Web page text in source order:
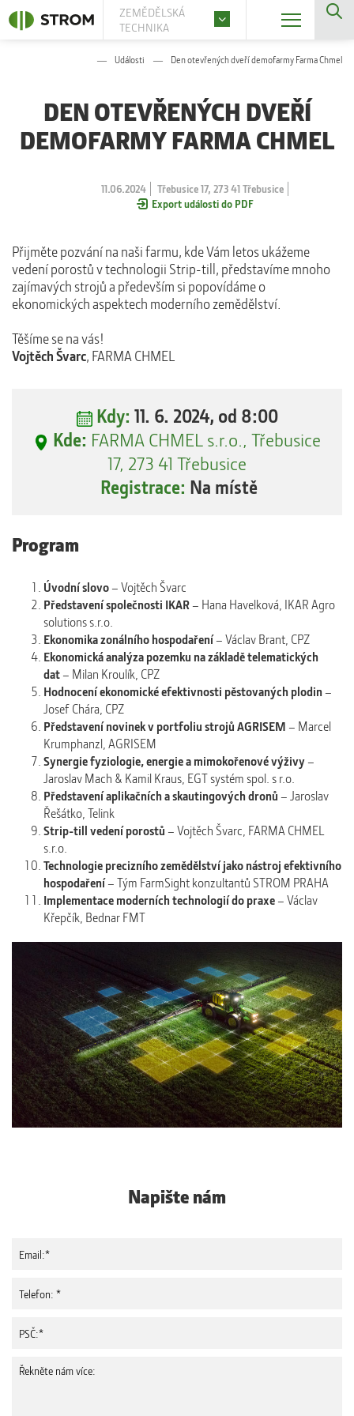
ZEMĚDĚLSKÁ
TECHNIKA
Události Den otevřených dveří demofarmy Farma Chmel
DEN OTEVŘENÝCH DVEŘÍ
DEMOFARMY FARMA CHMEL
11.06.2024
Třebusice 17, 273 41 Třebusice
Export události do PDF
Přijměte pozvání na naši farmu, kde Vám letos ukážeme
vedení porostů v technologii Strip-till, představíme mnoho
zajímavých strojů a především si popovídáme o
ekonomických aspektech moderního zemědělství.
Těšíme se na vás!
Vojtěch Švarc, FARMA CHMEL
Kdy: 11. 6. 2024, od 8:00
Kde: FARMA CHMEL s.r.o., Třebusice
17, 273 41 Třebusice
Registrace: Na místě
Program
Úvodní slovo – Vojtěch Švarc
Představení společnosti IKAR – Hana Havelková, IKAR Agro
solutions s.r.o.
Ekonomika zonálního hospodaření– Václav Brant, CPZ
Ekonomická analýza pozemku na základě telematických
dat – Milan Kroulík, CPZ
Hodnocení ekonomické efektivnosti pěstovaných plodin –
Josef Chára, CPZ
Představení novinek v portfoliu strojů AGRISEM – Marcel
Krumphanzl, AGRISEM
Synergie fyziologie, energie a mimokořenové výživy –
Jaroslav Mach & Kamil Kraus, EGT systém spol. s r.o.
Představení aplikačních a skautingových dronů – Jaroslav
Řešátko, Telink
Strip-till vedení porostů – Vojtěch Švarc, FARMA CHMEL
s.r.o.
Technologie precizního zemědělství jako nástroj efektivního
hospodaření– Tým FarmSight konzultantů STROM PRAHA
Implementace moderních technologií do praxe – Václav
Křepčík, Bednar FMT
Napište nám